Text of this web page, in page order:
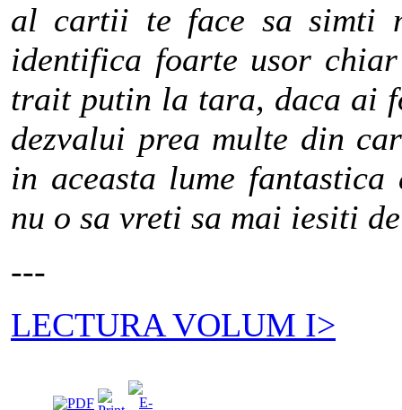
al cartii te face sa simti
identifica foarte usor
trait putin la tara, daca ai
dezvalui prea multe din
in aceasta lume
nu o sa vreti sa mai iesiti
---
LECTURA VOLUM I>